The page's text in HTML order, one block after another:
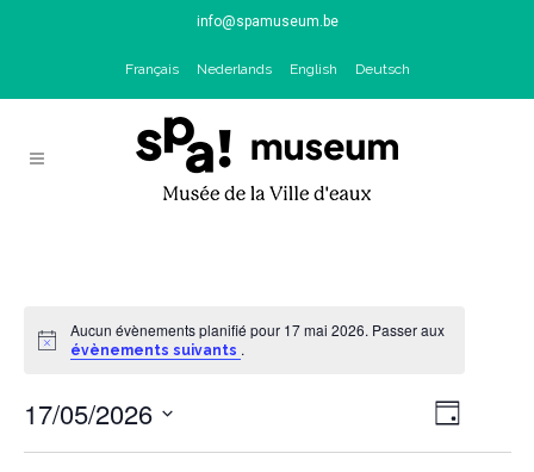
info@spamuseum.be
Français Nederlands English Deutsch
Notice
Aucun évènements planifié pour 17 mai 2026. Passer aux
évènements suivants .
Jour
17/05/2026
Sélectionnez